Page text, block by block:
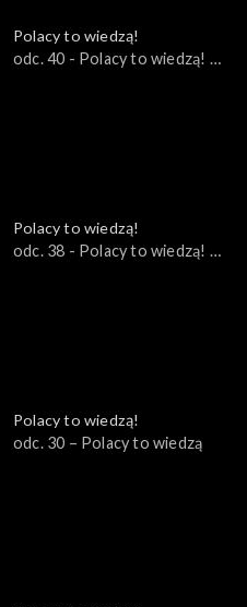
Polacy to wiedzą!
odc. 40 - Polacy to wiedzą! -
Polacy to wiedzą!
odc. 38 - Polacy to wiedzą! -
Polacy to wiedzą!
odc. 30 – Polacy to wiedzą